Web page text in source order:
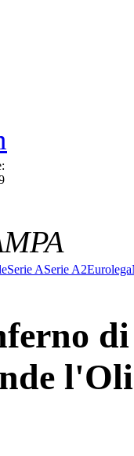
Serie ASerie A2Eurolega
di